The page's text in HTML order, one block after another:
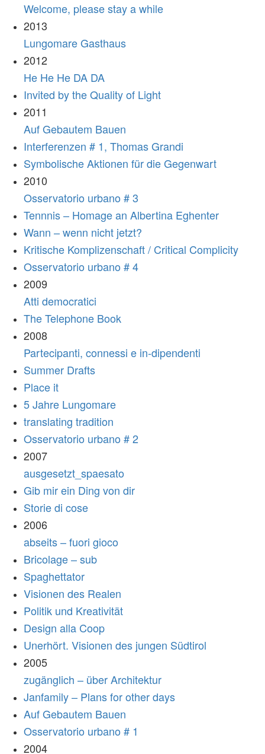
Welcome, please stay a while
2013
Lungomare Gasthaus
2012
He He He DA DA
Invited by the Quality of Light
2011
Auf Gebautem Bauen
Interferenzen # 1, Thomas Grandi
Symbolische Aktionen für die Gegenwart
2010
Osservatorio urbano # 3
Tennnis – Homage an Albertina Eghenter
Wann – wenn nicht jetzt?
Kritische Komplizenschaft / Critical Complicity
Osservatorio urbano # 4
2009
Atti democratici
The Telephone Book
2008
Partecipanti, connessi e in-dipendenti
Summer Drafts
Place it
5 Jahre Lungomare
translating tradition
Osservatorio urbano # 2
2007
ausgesetzt_spaesato
Gib mir ein Ding von dir
Storie di cose
2006
abseits – fuori gioco
Bricolage – sub
Spaghettator
Visionen des Realen
Politik und Kreativität
Design alla Coop
Unerhört. Visionen des jungen Südtirol
2005
zugänglich – über Architektur
Janfamily – Plans for other days
Auf Gebautem Bauen
Osservatorio urbano # 1
2004